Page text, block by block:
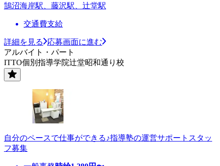
鵠沼海岸駅、藤沢駅、辻堂駅
交通費支給
詳細を見る
応募画面に進む
アルバイト・パート
ITTO個別指導学院辻堂昭和通り校
自分のペースで仕事ができる♪指導塾の運営サポートスタッ
フ募集